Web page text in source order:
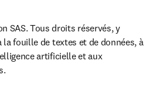
SAS. Tous droits réservés, y
fouille de textes et de données, à
artificielle et aux